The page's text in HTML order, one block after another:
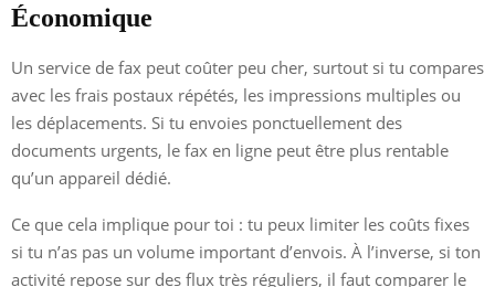
Économique
Un service de fax peut coûter peu cher, surtout si tu compares
avec les frais postaux répétés, les impressions multiples ou
les déplacements. Si tu envoies ponctuellement des
documents urgents, le fax en ligne peut être plus rentable
qu’un appareil dédié.
Ce que cela implique pour toi : tu peux limiter les coûts fixes
si tu n’as pas un volume important d’envois. À l’inverse, si ton
activité repose sur des flux très réguliers, il faut comparer le